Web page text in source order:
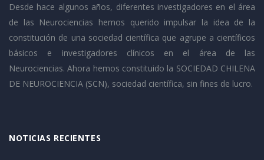
Desde hace algunos años, diferentes investigadores en el área
de las Neurociencias hemos querido impulsar la idea de la
constitución de una sociedad científica que agrupe a científicos
básicos e investigadores clínicos en el área de las
Neurociencias. Ahora hemos constituido la SOCIEDAD CHILENA
DE NEUROCIENCIA (SCN), sociedad científica, sin fines de lucro.
NOTICIAS RECIENTES